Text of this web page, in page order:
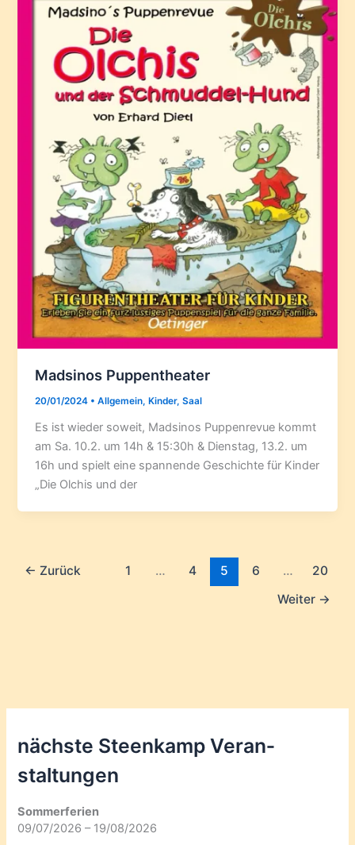
Madsinos Puppentheater
20/01/2024 •Allgemein, Kinder,Saal
Es ist wieder soweit, Madsinos Puppenrevue kommt
am Sa. 10.2. um 14h & 15:30h & Dienstag, 13.2. um
16h und spielt eine spannende Geschichte für Kinder
„Die Olchis und der
← Zurück 1 … 4 5 6 …
20
Weiter →
nächste Steenkamp Veran­
staltungen
Sommerferien
09/07/2026 – 19/08/2026